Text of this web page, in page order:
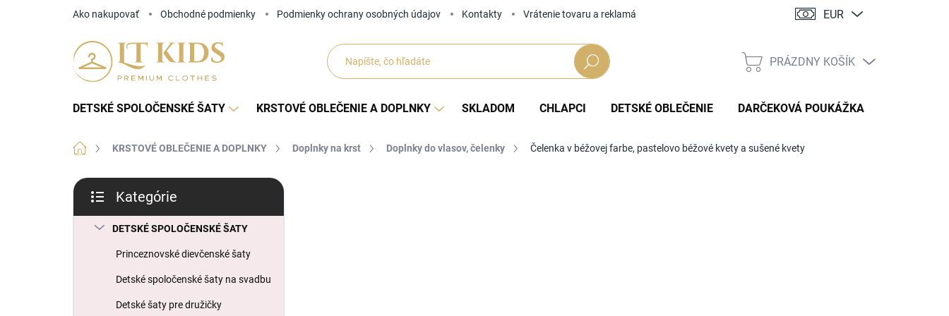
Ako nakupovať Obchodné podmienky Podmienky ochrany osobných údajov Kontakty Vrátenie tovaru a reklamácia EUR
Hľadať
NÁKUPNÝ
PRÁZDNY KOŠÍK
DETSKÉ SPOLOČENSKÉ ŠATY KRSTOVÉ OBLEČENIE A DOPLNKY SKLADOM CHLAPCI DETSKÉ OBLEČENIE DARČEKOVÁ POUKÁŽKA
DomovKRSTOVÉ OBLEČENIE A DOPLNKY Doplnky na krst Doplnky do vlasov, čelenky Čelenka v béžovej farbe, pastelovo béžové kvety a sušené kvety
B
č
kategórie
Kategórie
DETSKÉ SPOLOČENSKÉ ŠATY
Princeznovské dievčenské šaty
Detské spoločenské šaty na svadbu
Detské šaty pre družičky